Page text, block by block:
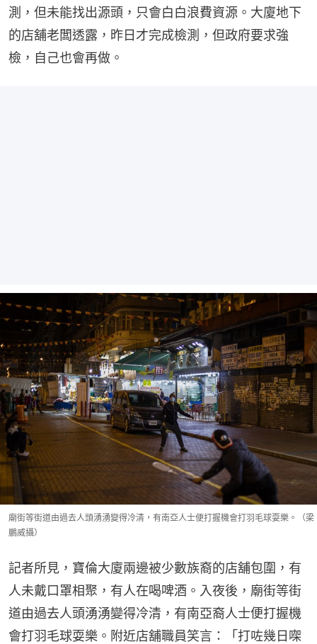
測，但未能找出源頭，只會白白浪費資源。大廈地下
的店舖老闆透露，昨日才完成檢測，但政府要求強
檢，自己也會再做。
廟街等街道由過去人頭湧湧變得冷清，有南亞人士便打握機會打羽毛球耍樂。（梁
鵬威攝）
記者所見，寶倫大廈兩邊被少數族裔的店舖包圍，有
人未戴口罩相聚，有人在喝啤酒。入夜後，廟街等街
道由過去人頭湧湧變得冷清，有南亞裔人士便打握機
會打羽毛球耍樂。附近店舖職員笑言：「打咗幾日㗎